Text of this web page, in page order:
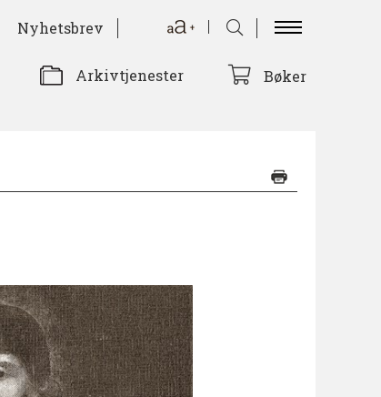
Nyhetsbrev
Arkivtjenester Bøker